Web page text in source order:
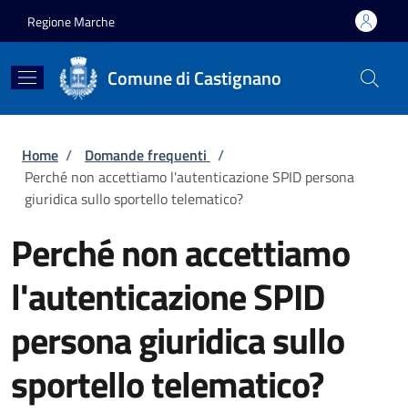
Regione Marche
Comune di Castignano
Briciole di pane
Home / Domande frequenti /
Perché non accettiamo l'autenticazione SPID persona
giuridica sullo sportello telematico?
Perché non accettiamo
l'autenticazione SPID
persona giuridica sullo
sportello telematico?